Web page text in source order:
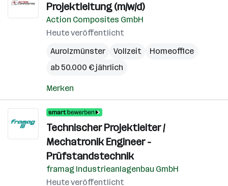
Projektleitung (m/w/d)
Action Composites GmbH
Heute veröffentlicht
Aurolzmünster
Vollzeit
Homeoffice
ab 50.000 € jährlich
Merken
Technischer Projektleiter /
Mechatronik Engineer -
Prüfstandstechnik
framag Industrieanlagenbau GmbH
Heute veröffentlicht